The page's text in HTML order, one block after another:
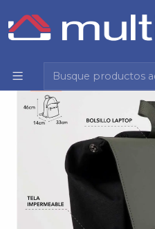
Inicio
Mochila (Ho) 20 Lt. Maui
Negro S/T